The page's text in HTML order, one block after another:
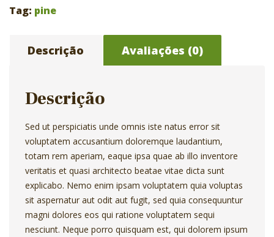
Tag: pine
Descrição Avaliações (0)
Descrição
Sed ut perspiciatis unde omnis iste natus error sit
voluptatem accusantium doloremque laudantium,
totam rem aperiam, eaque ipsa quae ab illo inventore
veritatis et quasi architecto beatae vitae dicta sunt
explicabo. Nemo enim ipsam voluptatem quia voluptas
sit aspernatur aut odit aut fugit, sed quia consequuntur
magni dolores eos qui ratione voluptatem sequi
nesciunt. Neque porro quisquam est, qui dolorem ipsum